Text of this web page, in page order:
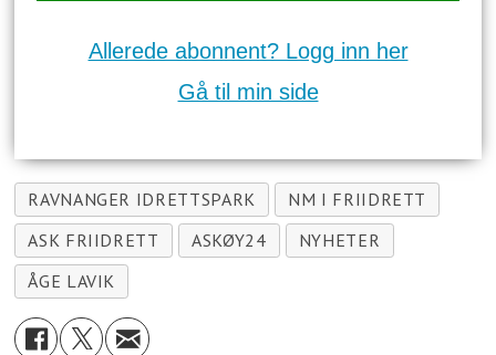
Allerede abonnent? Logg inn her
Gå til min side
RAVNANGER IDRETTSPARK
NM I FRIIDRETT
ASK FRIIDRETT
ASKØY24
NYHETER
ÅGE LAVIK